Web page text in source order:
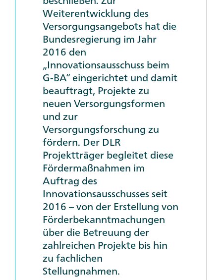
Weiterentwicklung des
Versorgungsangebots hat die
Bundesregierung im Jahr
2016 den
„Innovationsausschuss beim
G-BA“ eingerichtet und damit
beauftragt, Projekte zu
neuen Versorgungsformen
und zur
Versorgungsforschung zu
fördern. Der DLR
Projektträger begleitet diese
Fördermaßnahmen im
Auftrag des
Innovationsausschusses seit
2016 – von der Erstellung von
Förderbekanntmachungen
über die Betreuung der
zahlreichen Projekte bis hin
zu fachlichen
Stellungnahmen.